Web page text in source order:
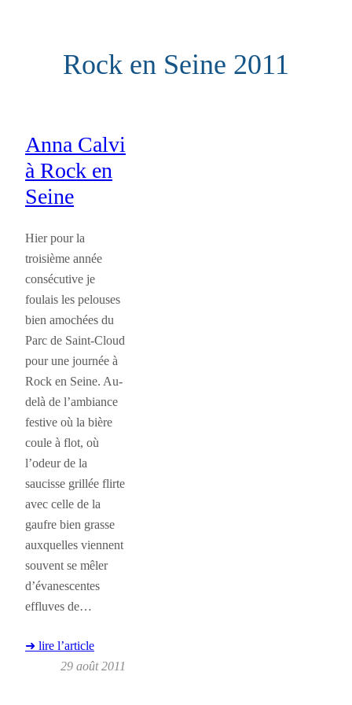
Rock en Seine 2011
Anna Calvi
à Rock en
Seine
Hier pour la
troisième année
consécutive je
foulais les pelouses
bien amochées du
Parc de Saint-Cloud
pour une journée à
Rock en Seine. Au-
delà de l’ambiance
festive où la bière
coule à flot, où
l’odeur de la
saucisse grillée flirte
avec celle de la
gaufre bien grasse
auxquelles viennent
souvent se mêler
d’évanescentes
effluves de…
➜ lire l’article
29 août 2011